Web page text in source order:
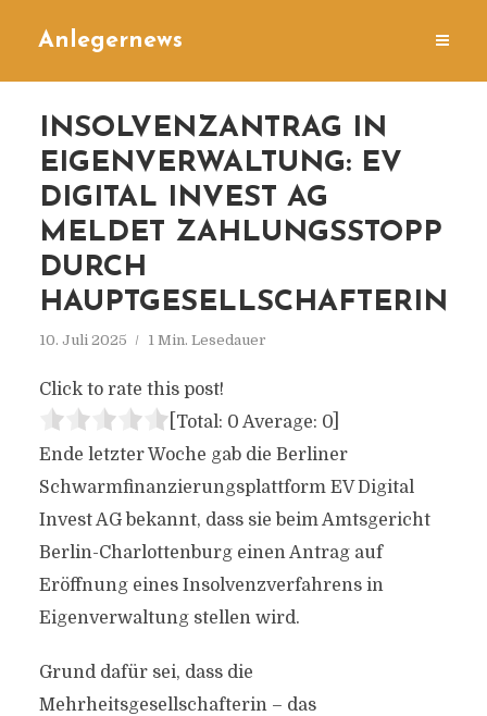
Anlegernews
INSOLVENZANTRAG IN
EIGENVERWALTUNG: EV
DIGITAL INVEST AG
MELDET ZAHLUNGSSTOPP
DURCH
HAUPTGESELLSCHAFTERIN
10. Juli 2025 1 Min. Lesedauer
Click to rate this post!
[Total: 0 Average: 0]
Ende letzter Woche gab die Berliner
Schwarmfinanzierungsplattform EV Digital
Invest AG bekannt, dass sie beim Amtsgericht
Berlin-Charlottenburg einen Antrag auf
Eröffnung eines Insolvenzverfahrens in
Eigenverwaltung stellen wird.
Grund dafür sei, dass die
Mehrheitsgesellschafterin – das